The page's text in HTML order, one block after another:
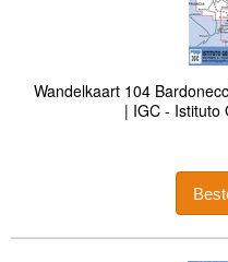
Wandelkaart 104
| IGC - Istituto